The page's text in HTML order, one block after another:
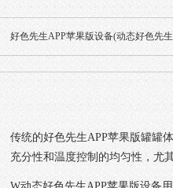
好色先生APP苹果版设备(动态好色先
传统的好色先生APP苹果版罐罐体
充分性和温度控制的均匀性，尤其